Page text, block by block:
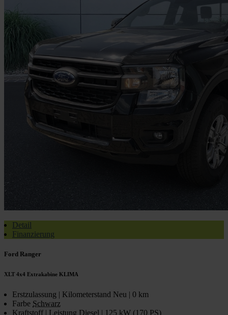
Detail
Finanzierung
Ford Ranger
XLT 4x4 Extrakabine KLIMA
Erstzulassung | Kilometerstand Neu | 0 km
Farbe Schwarz
Kraftstoff | Leistung Diesel | 125 kW (170 PS)